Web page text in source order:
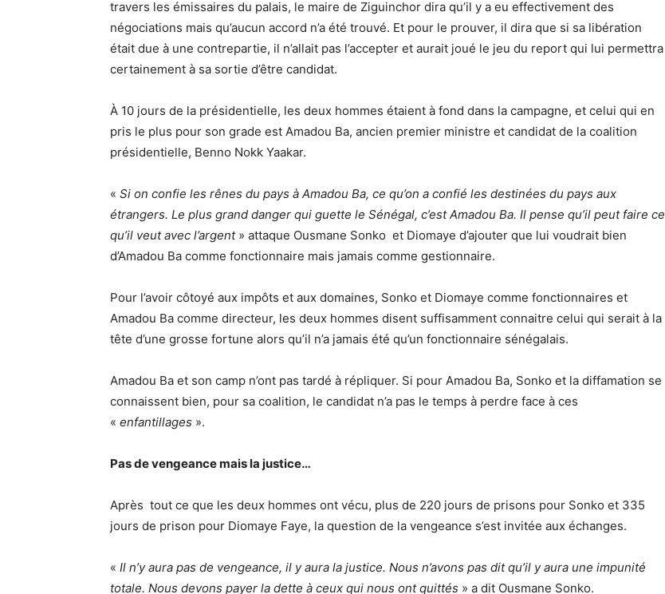
travers les émissaires du palais, le maire de Ziguinchor dira qu’il y a eu effectivement des
négociations mais qu’aucun accord n’a été trouvé. Et pour le prouver, il dira que si sa libération
était due à une contrepartie, il n’allait pas l’accepter et aurait joué le jeu du report qui lui permettra
certainement à sa sortie d’être candidat.
À 10 jours de la présidentielle, les deux hommes étaient à fond dans la campagne, et celui qui en
pris le plus pour son grade est Amadou Ba, ancien premier ministre et candidat de la coalition
présidentielle, Benno Nokk Yaakar.
« Si on confie les rênes du pays à Amadou Ba, ce qu’on a confié les destinées du pays aux
étrangers. Le plus grand danger qui guette le Sénégal, c’est Amadou Ba. Il pense qu’il peut faire ce
qu’il veut avec l’argent» attaque Ousmane Sonko et Diomaye d’ajouter que lui voudrait bien
d’Amadou Ba comme fonctionnaire mais jamais comme gestionnaire.
Pour l’avoir côtoyé aux impôts et aux domaines, Sonko et Diomaye comme fonctionnaires et
Amadou Ba comme directeur, les deux hommes disent suffisamment connaitre celui qui serait à la
tête d’une grosse fortune alors qu’il n’a jamais été qu’un fonctionnaire sénégalais.
Amadou Ba et son camp n’ont pas tardé à répliquer. Si pour Amadou Ba, Sonko et la diffamation se
connaissent bien, pour sa coalition, le candidat n’a pas le temps à perdre face à ces
« enfantillages ».
Pas de vengeance mais la justice…
Après tout ce que les deux hommes ont vécu, plus de 220 jours de prisons pour Sonko et 335
jours de prison pour Diomaye Faye, la question de la vengeance s’est invitée aux échanges.
« Il n’y aura pas de vengeance, il y aura la justice. Nous n’avons pas dit qu’il y aura une impunité
totale. Nous devons payer la dette à ceux qui nous ont quittés » a dit Ousmane Sonko.